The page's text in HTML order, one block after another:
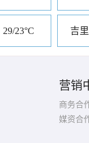
29/23°C 吉
营销
商务合
媒资合